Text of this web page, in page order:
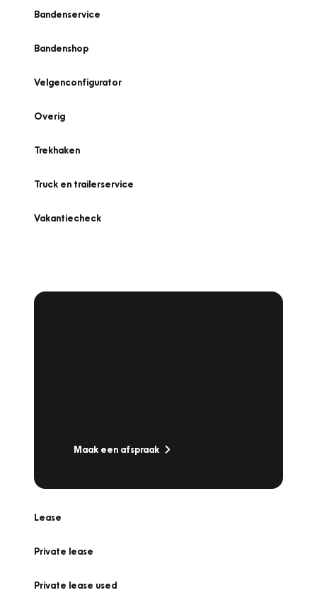
Bandenservice
Bandenshop
Velgenconfigurator
Overig
Trekhaken
Truck en trailerservice
Vakantiecheck
Maak een afspraak
Lease
Private lease
Private lease used